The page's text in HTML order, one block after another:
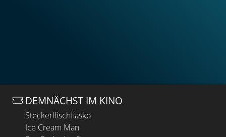
DEMNÄCHST IM KINO
Steckerlfischfiasko
Ice Cream Man